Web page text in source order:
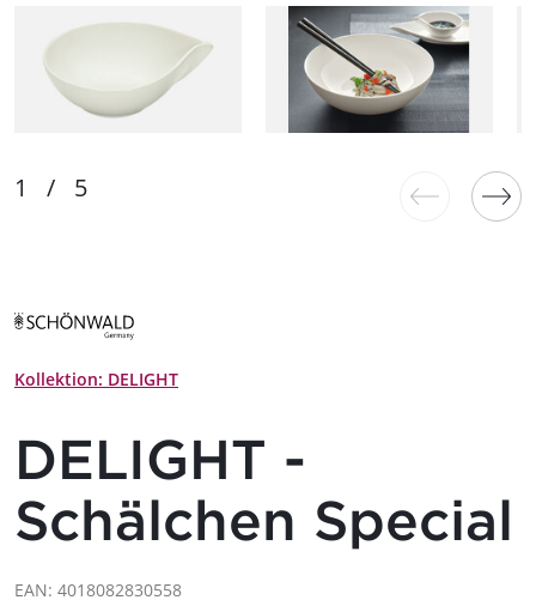
Kollektion: DELIGHT
DELIGHT -
Schälchen Special
EAN: 4018082830558